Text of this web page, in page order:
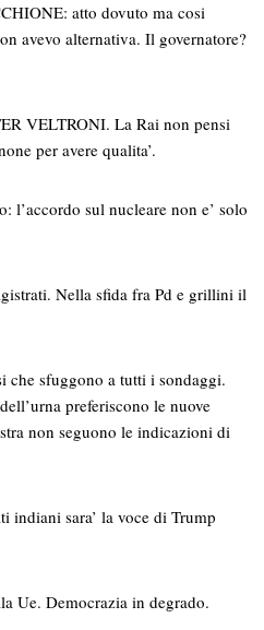
atto dovuto ma cosi
avevo alternativa. Il governatore?
VELTRONI. La Rai non pensi
per avere qualita’.
l’accordo sul nucleare non e’ solo
Nella sfida fra Pd e grillini il
che sfuggono a tutti i sondaggi.
preferiscono le nuove
non seguono le indicazioni di
indiani sara’ la voce di Trump
Ue. Democrazia in degrado.